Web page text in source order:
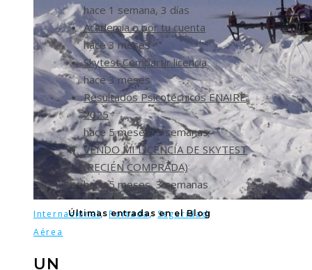
Internacional,Portada, Seguridad
Aérea
UN
hace 1 semana, 3 días
Academia o por tu cuenta
hace 3 meses
Skytest Compartir licencia
hace 3 meses
Resultados Psicotécnicos ENAIRE
2025
hace 5 meses, 3 semanas
VENDO MI LICENCIA DE SKYTEST
(RECIÉN COMPRADA)
hace 5 meses, 3 semanas
Últimas entradas en el Blog